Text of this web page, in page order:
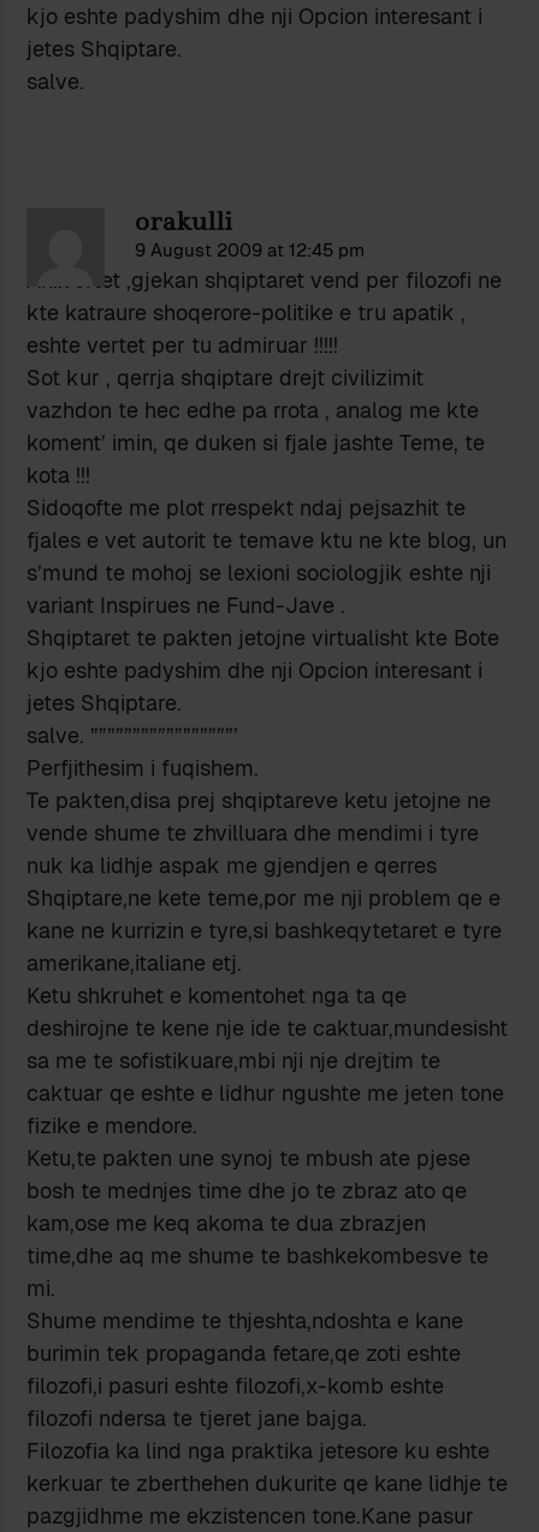
kjo eshte padyshim dhe nji Opcion interesant i
jetes Shqiptare.
salve.
orakulli
9 August 2009 at 12:45 pm
Ah..vertet ,gjekan shqiptaret vend per filozofi ne
kte katraure shoqerore-politike e tru apatik ,
eshte vertet per tu admiruar !!!!!
Sot kur , qerrja shqiptare drejt civilizimit
vazhdon te hec edhe pa rrota , analog me kte
koment’ imin, qe duken si fjale jashte Teme, te
kota !!!
Sidoqofte me plot rrespekt ndaj pejsazhit te
fjales e vet autorit te temave ktu ne kte blog, un
s’mund te mohoj se lexioni sociologjik eshte nji
variant Inspirues ne Fund-Jave .
Shqiptaret te pakten jetojne virtualisht kte Bote
kjo eshte padyshim dhe nji Opcion interesant i
jetes Shqiptare.
salve. ”””””””””””””””””’
Perfjithesim i fuqishem.
Te pakten,disa prej shqiptareve ketu jetojne ne
vende shume te zhvilluara dhe mendimi i tyre
nuk ka lidhje aspak me gjendjen e qerres
Shqiptare,ne kete teme,por me nji problem qe e
kane ne kurrizin e tyre,si bashkeqytetaret e tyre
amerikane,italiane etj.
Ketu shkruhet e komentohet nga ta qe
deshirojne te kene nje ide te caktuar,mundesisht
sa me te sofistikuare,mbi nji nje drejtim te
caktuar qe eshte e lidhur ngushte me jeten tone
fizike e mendore.
Ketu,te pakten une synoj te mbush ate pjese
bosh te mednjes time dhe jo te zbraz ato qe
kam,ose me keq akoma te dua zbrazjen
time,dhe aq me shume te bashkekombesve te
mi.
Shume mendime te thjeshta,ndoshta e kane
burimin tek propaganda fetare,qe zoti eshte
filozofi,i pasuri eshte filozofi,x-komb eshte
filozofi ndersa te tjeret jane bajga.
Filozofia ka lind nga praktika jetesore ku eshte
kerkuar te zberthehen dukurite qe kane lidhje te
pazgjidhme me ekzistencen tone.Kane pasur